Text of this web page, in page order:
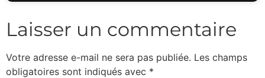
Laisser un commentaire
Votre adresse e-mail ne sera pas publiée. Les champs
obligatoires sont indiqués avec *